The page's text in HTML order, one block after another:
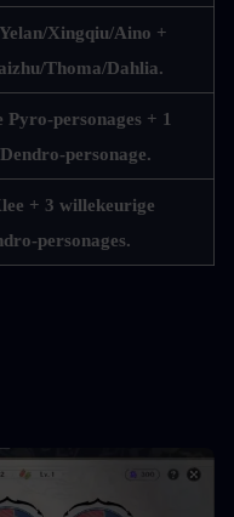
Xingqiu/Aino +
Thoma/Dahlia.
personages + 1
personage.
+ 3 willekeurige
personages.